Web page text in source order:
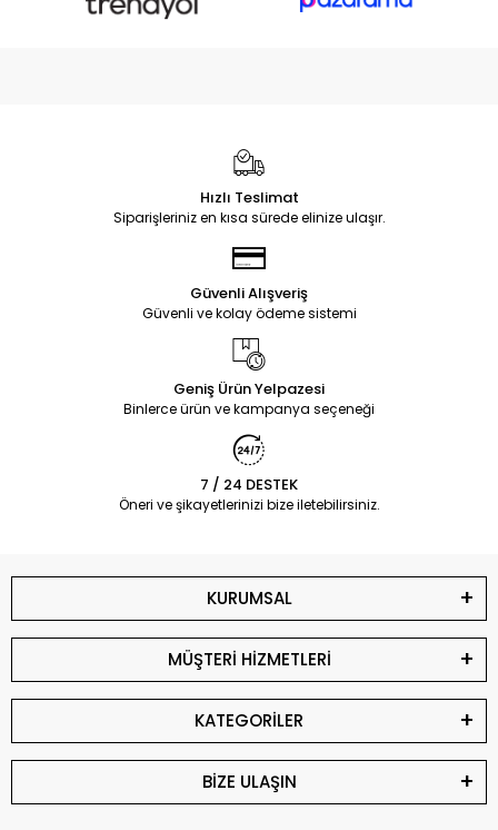
Hızlı Teslimat
Siparişleriniz en kısa sürede elinize ulaşır.
Güvenli Alışveriş
Güvenli ve kolay ödeme sistemi
Geniş Ürün Yelpazesi
Binlerce ürün ve kampanya seçeneği
7 / 24 DESTEK
Öneri ve şikayetlerinizi bize iletebilirsiniz.
KURUMSAL
MÜŞTERİ HİZMETLERİ
KATEGORİLER
BİZE ULAŞIN